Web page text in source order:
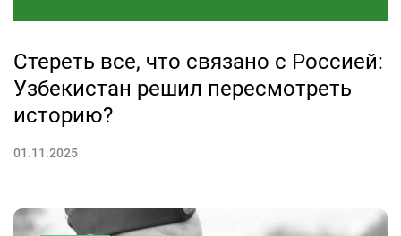
Стереть все, что связано с Россией:
Узбекистан решил пересмотреть
историю?
01.11.2025